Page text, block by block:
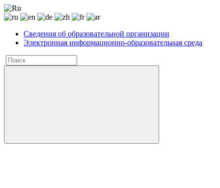
Сведения об образовательной организации
Электронная информационно-образовательная среда